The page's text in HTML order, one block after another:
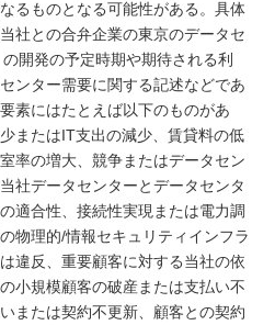
るものとなる可能性がある。具体
社との合弁企業の東京のデータセ
開発の予定時期や期待される利
ンター需要に関する記述などであ
素にはたとえば以下のものがあ
またはIT支出の減少、賃貸料の低
率の増大、競争またはデータセン
社データセンターとデータセンタ
適合性、接続性実現または電力調
物理的/情報セキュリティインフラ
違反、重要顧客に対する当社の依
小規模顧客の破産または支払い不
または契約不更新、顧客との契約